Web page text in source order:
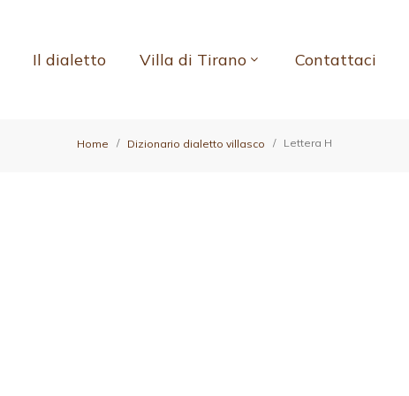
Il dialetto Villa di Tirano Contattaci
Home Dizionario dialetto villasco Lettera H